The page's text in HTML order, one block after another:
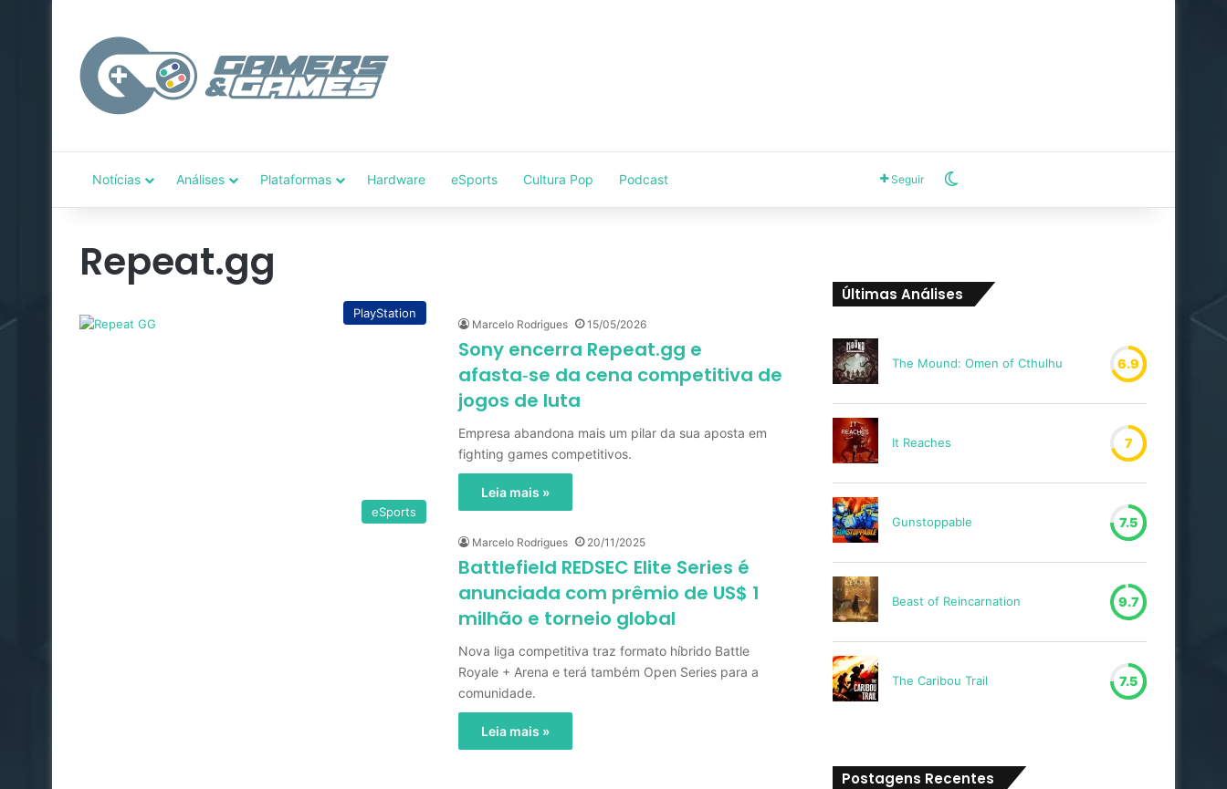
Notícias Análises Plataformas Hardware eSports Cultura Pop Podcast Seguir
Repeat.gg
PlayStation
Marcelo Rodrigues 15/05/2026
Sony encerra Repeat.gg e
afasta‑se da cena competitiva de
jogos de luta
Empresa abandona mais um pilar da sua aposta em
fighting games competitivos.
Leia mais »
eSports
Marcelo Rodrigues 20/11/2025
Battlefield REDSEC Elite Series é
anunciada com prêmio de US$ 1
milhão e torneio global
Nova liga competitiva traz formato híbrido Battle
Royale + Arena e terá também Open Series para a
comunidade.
Leia mais »
Últimas Análises
The Mound: Omen of Cthulhu 6.9
It Reaches 7
Gunstoppable 7.5
Beast of Reincarnation 9.7
The Caribou Trail 7.5
Postagens Recentes